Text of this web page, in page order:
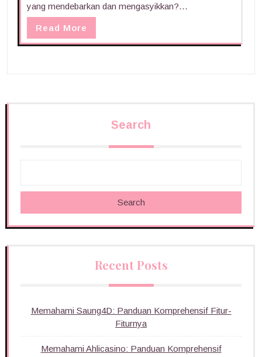
yang mendebarkan dan mengasyikkan?…
Read More
Search
Search
Recent Posts
Memahami Saung4D: Panduan Komprehensif Fitur-
Fiturnya
Memahami Ahlicasino: Panduan Komprehensif